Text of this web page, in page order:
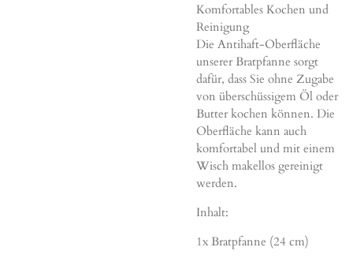
Komfortables Kochen und
Reinigung
Die Antihaft-Oberfläche
unserer Bratpfanne sorgt
dafür, dass Sie ohne Zugabe
von überschüssigem Öl oder
Butter kochen können. Die
Oberfläche kann auch
komfortabel und mit einem
Wisch makellos gereinigt
werden.
Inhalt:
1x Bratpfanne (24 cm)